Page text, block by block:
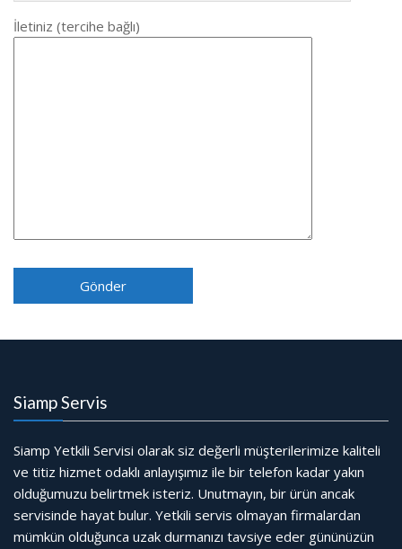
İletiniz (tercihe bağlı)
Siamp Servis
Siamp Yetkili Servisi olarak siz değerli müşterilerimize kaliteli
ve titiz hizmet odaklı anlayışımız ile bir telefon kadar yakın
olduğumuzu belirtmek isteriz. Unutmayın, bir ürün ancak
servisinde hayat bulur. Yetkili servis olmayan firmalardan
mümkün olduğunca uzak durmanızı tavsiye eder gününüzün